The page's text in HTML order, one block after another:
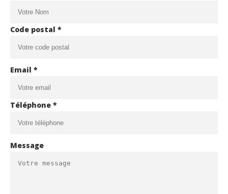
Code postal *
Email *
Téléphone *
Message